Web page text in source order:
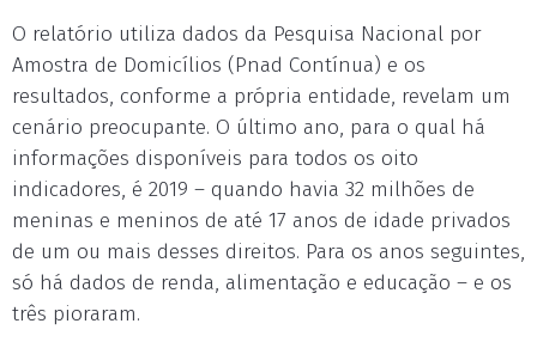
O relatório utiliza dados da Pesquisa Nacional por
Amostra de Domicílios (Pnad Contínua) e os
resultados, conforme a própria entidade, revelam um
cenário preocupante. O último ano, para o qual há
informações disponíveis para todos os oito
indicadores, é 2019 – quando havia 32 milhões de
meninas e meninos de até 17 anos de idade privados
de um ou mais desses direitos. Para os anos seguintes,
só há dados de renda, alimentação e educação – e os
três pioraram.